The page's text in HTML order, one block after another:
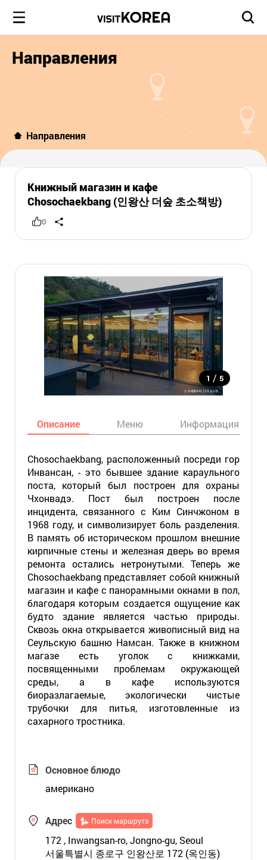
Направления
Направления
Книжный магазин и кафе
Chosochaekbang (인왕산 더숲 초소책방)
0
1 / 5
Описание Меню Информация
Chosochaekbang, расположенный посреди гор
Инвансан, - это бывшее здание караульного
поста, который был построен для охраны
Чхонвадэ. Пост был построен после
инцидента, связанного с Ким Синчжоном в
1968 году, и символизирует боль разделения.
В память об историческом прошлом внешние
кирпичные стены и железная дверь во время
ремонта остались нетронутыми. Теперь же
Chosochaekbang представляет собой книжный
магазин и кафе с панорамными окнами в пол,
благодаря которым создается ощущение как
будто здание является частью природы.
Сквозь окна открывается живописный вид на
Сеульскую башню Намсан. Также в книжном
магазе есть уголок с книжками,
посвященными проблемам окружающей
среды, а в кафе используются
биоразлагаемые, экологически чистые
трубочки для питья, изготовленные из
сахарного тростника.
Основное блюдо
американо
Адрес Поиск маршрута
172 , Inwangsan-ro, Jongno-gu, Seoul
서울특별시 종로구 인왕산로 172 (옥인동)